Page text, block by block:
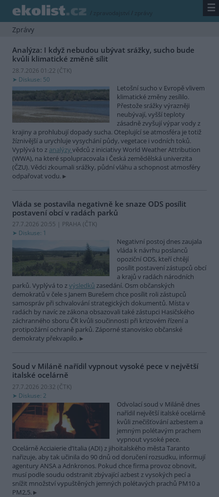
/ zpravodajství / zprávy ☰
Zprávy
Analýza: I když nebudou ubývat srážky, sucho bude
kvůli klimatické změně sílit
28.7.2026 01:22 (ČTK)
Diskuse: 50
Letošní sucho v Evropě vlivem
klimatické změny zesílilo.
Přestože srážky výrazněji
neubývají, vyšší teploty
zásadně zvyšují výpar vody z
krajiny a prohlubují dopady sucha. Oteplující se atmosféra je totiž
žíznivější a urychluje vysychání půdy, vegetace i vodních toků.
Vyplývá to z analýzy vědců z iniciativy World Weather Attribution
(WWA), na které spolupracovala i Česká zemědělská univerzita
(ČZU). Vědci zkoumali srážky, půdní vláhu a schopnost atmosféry
odpařovat vodu.
Vláda se postavila negativně ke snaze ODS posílit
postavení obcí v radách parků
27.7.2026 20:55 | PRAHA (ČTK)
Diskuse: 1
Negativní postoj dnes zaujala
vláda k návrhu poslanců
opoziční ODS, kteří chtějí
posílit postavení zástupců obcí
a krajů v radách národních
parků. Vyplývá to zvýsledků zasedání. Osm občanských
demokratů v čele s Janem Burešem chce posílit roli zástupců
samospráv při schvalování strategických dokumentů. Místa v
radách by navíc ze zákona obsazovali také zástupci Hasičského
záchranného sboru ČR kvůli součinnosti při krizovém řízení a
protipožární ochraně parků. Záporné stanovisko občanské
demokraty překvapilo.
Soud v Miláně nařídil vypnout vysoké pece v největší
italské ocelárně
27.7.2026 20:32 (ČTK)
Diskuse: 2
Odvolací soud v Miláně dnes
nařídil největší italské ocelárně
kvůli znečišťování azbestem a
jemným polétavým prachem
vypnout vysoké pece.
Ocelárně Acciaierie d’Italia (ADI) z jihoitalského města Taranto
nařizuje, aby tak učinila do 90 dnů od doručení rozsudku, informují
agentury ANSA a Adnkronos. Pokud chce firma provoz obnovit,
musí podle soudu odstranit zbývající azbest z vysokých pecí a
snížit množství vypuštěných jemných polétavých prachů PM10 a
PM2,5.